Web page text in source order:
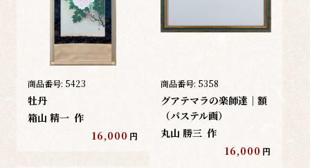
商品番号: 5423
牡丹
箱山 精一 作
16,000 円
商品番号: 5358
グアテマラの楽師達｜額
（パステル画）
丸山 勝三 作
16,000 円